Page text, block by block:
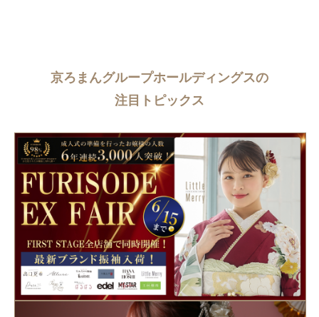
京ろまんグループホールディングスの
注目トピックス